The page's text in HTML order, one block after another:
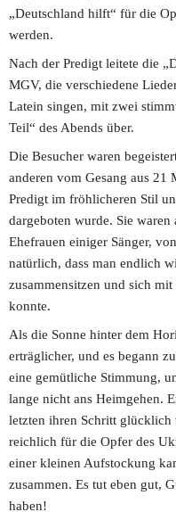
„Deutschland hilft“ für die
werden.
Nach der Predigt leitete die
MGV, die verschiedene
Latein singen, mit zwei
Teil“ des Abends über.
Die Besucher waren
anderen vom Gesang aus 21
Predigt im fröhlicheren Stil
dargeboten wurde. Sie
Ehefrauen einiger Sänger,
natürlich, dass man endlich
zusammensitzen und sich
konnte.
Als die Sonne hinter dem
erträglicher, und es begann
eine gemütliche Stimmung,
lange nicht ans Heimgehen.
letzten ihren Schritt glücklich
reichlich für die Opfer des
einer kleinen Aufstockung
zusammen. Es tut eben gut,
haben!